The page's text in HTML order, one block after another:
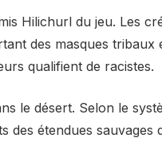
Hilichurl du jeu. Les
des masques tribaux
qualifient de racistes.
le désert. Selon le
des étendues sauvages